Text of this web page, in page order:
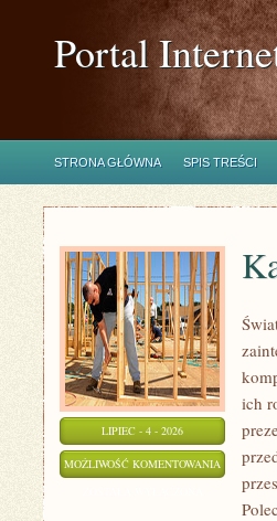
Portal
STRONA GŁÓWNA SPIS TREŚCI
LIPIEC - 4 - 2026
MOŻLIWOŚĆ KOMENTOWANIA KARTELE
ich